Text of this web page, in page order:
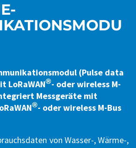
(Pulse data
LoRaWAN®- oder wireless M-
Messgeräte mit
®- oder wireless M-Bus
von Wasser-, Wärme-,